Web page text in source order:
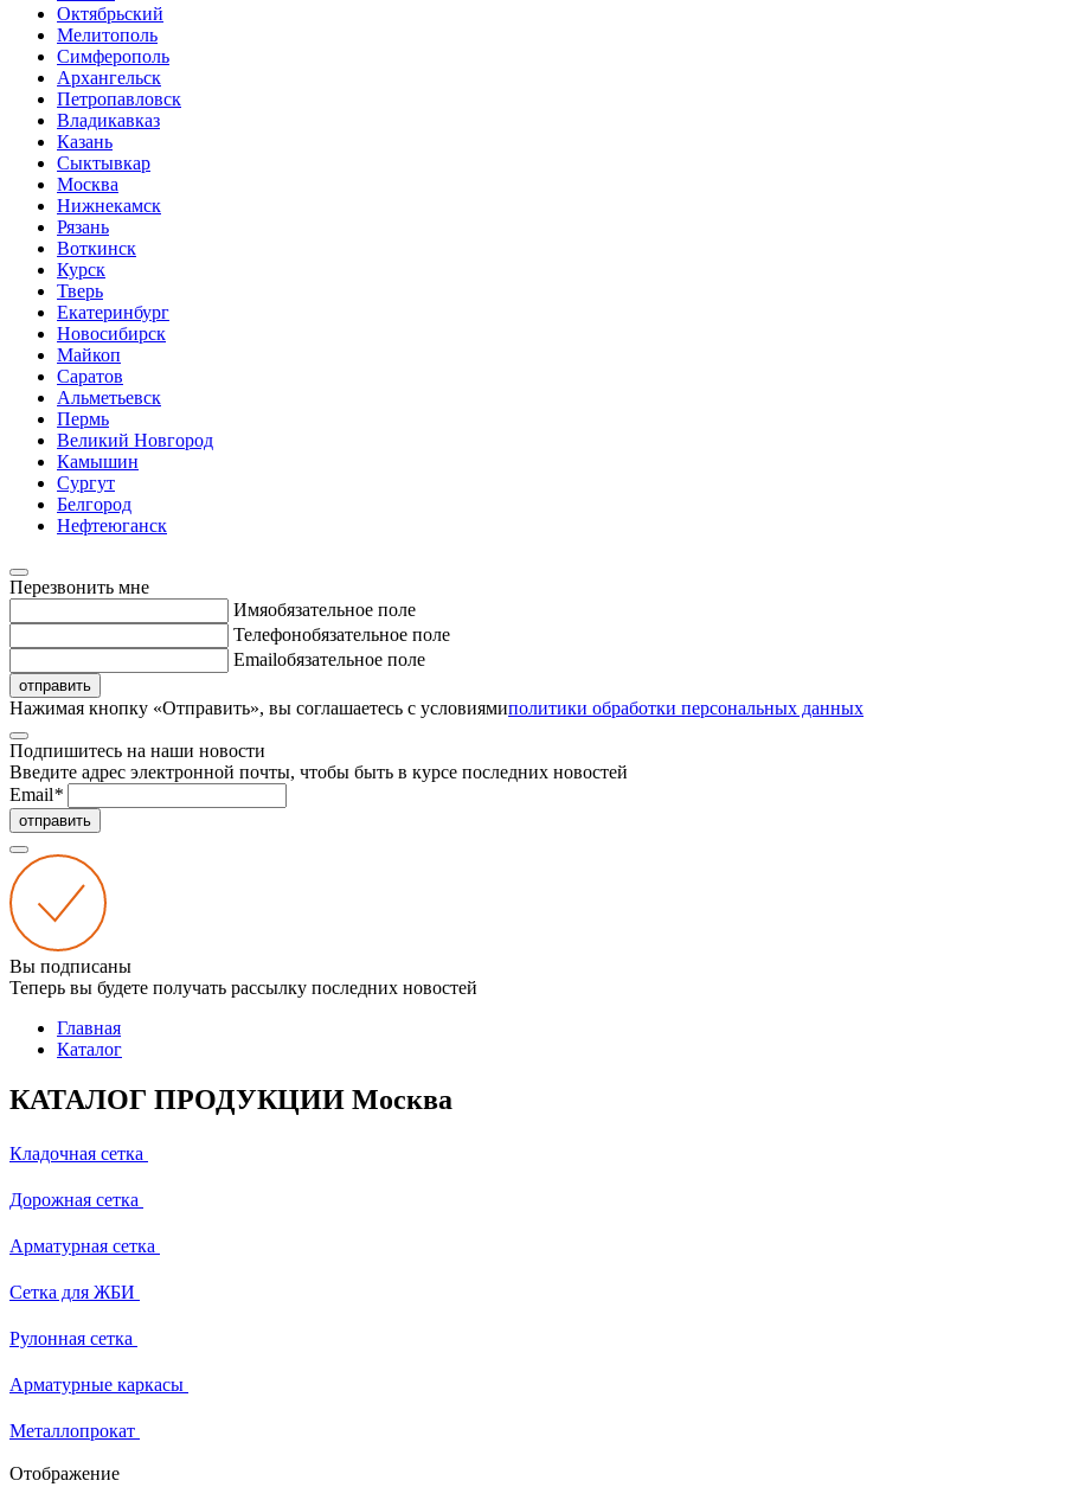
Октябрьский
Мелитополь
Симферополь
Архангельск
Петропавловск
Владикавказ
Казань
Сыктывкар
Москва
Нижнекамск
Рязань
Воткинск
Курск
Тверь
Екатеринбург
Новосибирск
Майкоп
Саратов
Альметьевск
Пермь
Великий Новгород
Камышин
Сургут
Белгород
Нефтеюганск
Перезвонить мне
Имяобязательное поле
Телефонобязательное поле
Emailобязательное поле
отправить
Нажимая кнопку «Отправить», вы соглашаетесь с условиямиполитики обработки персональных данных
Подпишитесь на наши новости
Введите адрес электронной почты, чтобы быть в курсе последних новостей
Email*
отправить
Вы подписаны
Теперь вы будете получать рассылку последних новостей
Главная
Каталог
КАТАЛОГ ПРОДУКЦИИ Москва
Кладочная сетка
Дорожная сетка
Арматурная сетка
Сетка для ЖБИ
Рулонная сетка
Арматурные каркасы
Металлопрокат
Отображение